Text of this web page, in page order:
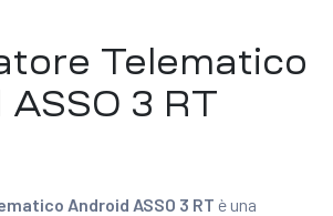
Telematico
3 RT
Android ASSO 3 RT è una